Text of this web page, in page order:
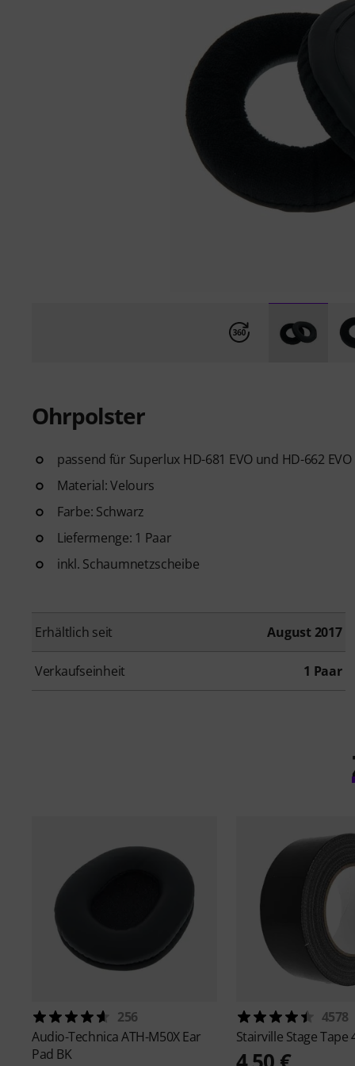
Ohrpolster
passend für Superlux HD-681 EVO und HD-662 EVO
Material: Velours
Farbe: Schwarz
Liefermenge: 1 Paar
inkl. Schaumnetzscheibe
Erhältlich seit August 2017
Verkaufseinheit 1 Paar
256
Audio-TechnicaATH-M50X Ear
Pad BK
4578
Stairville Stage Tape